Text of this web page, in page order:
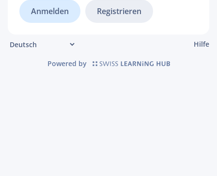
Registrieren
Hilfe
Powered by